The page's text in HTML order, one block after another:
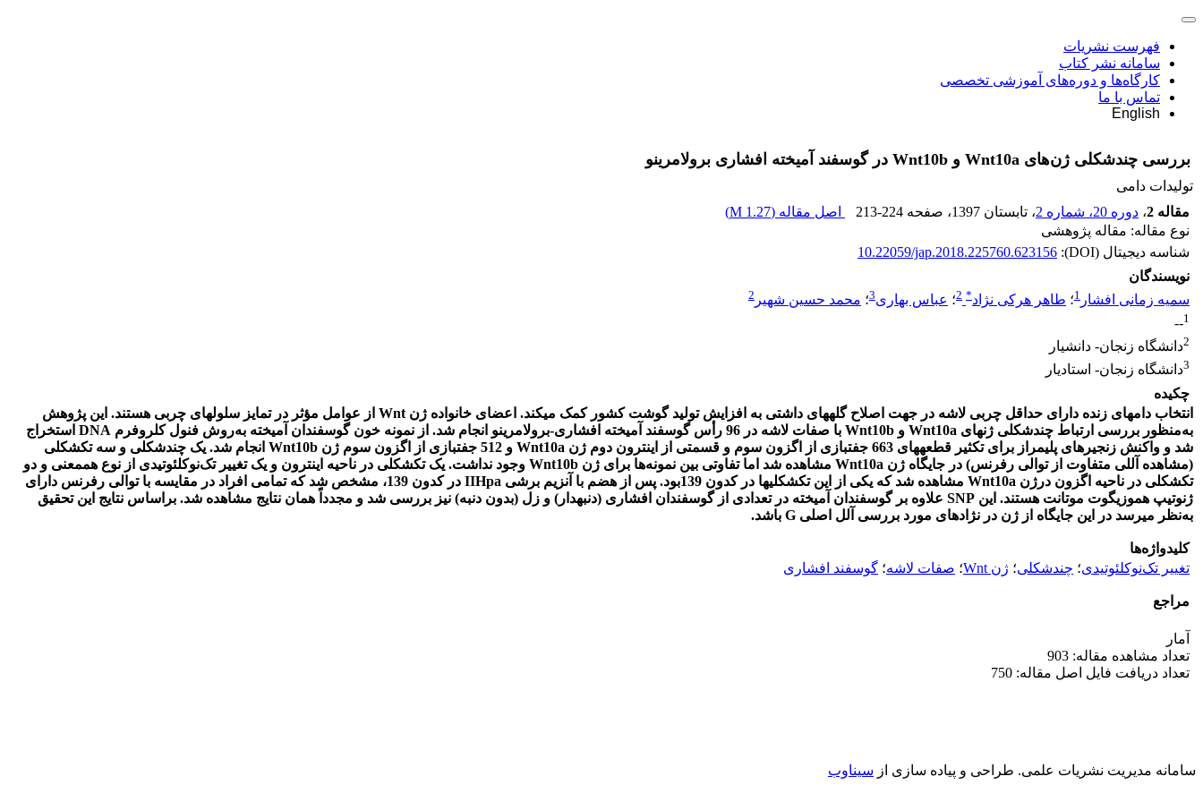
فهرست نشریات
سامانه نشر کتاب
کارگاه‌ها و دوره‌های آموزشی تخصصی
تماس با ما
English
بررسی چندشکلی ژن‌های‌ Wnt10a و Wnt10b در گوسفند آمیخته افشاری برولامرینو
تولیدات دامی
مقاله 2
، دوره 20، شماره 2 ، تابستان 1397 ، صفحه 213-224 اصل مقاله (1.27 M
)
نوع مقاله: مقاله پژوهشی
شناسه دیجیتال (DOI):
10.22059/jap.2018.225760.623156
نویسندگان
سمیه زمانی افشار 1؛ طاهر هرکی نژاد*
2؛ عباس بهاری3؛ محمد حسین شهیر 2
1
--
2دانشگاه زنجان- دانشیار
3دانشگاه زنجان- استادیار
چکیده
انتخاب دام­های زنده دارای حداقل چربی لاشه در جهت اصلاح گله­های داشتی به افزایش تولید گوشت کشور کمک می­کند. اعضای خانواده ژن Wnt از عوامل مؤثر در تمایز سلو­ل­های چربی هستند. این پژوهش
بهمنظور بررسی ارتباط چندشکلی ژن­های Wnt10a و Wnt10b با صفات لاشه در 96 رأس گوسفند آمیخته افشاری- برولامرینو انجام شد. از نمونه خون گوسفندان آمیخته بهروش فنول کلروفرم DNA استخراج
شد و واکنش زنجیره­ای پلی­مراز برای تکثیر قطعه­های 663 جفت­بازی از اگزون سوم و قسمتی از اینترون دوم ژن
Wnt10a و 512 جفت­بازی از اگزون سوم ژن Wnt10b انجام شد. یک چندشکلی و سه تک­شکلی
(مشاهده آللی متفاوت از توالی رفرنس) در جایگاه ژن Wnt10a مشاهده شد اما تفاوتی بین نمونهها برای ژن Wnt10b وجود نداشت. یک تک­شکلی در ناحیه اینترون و یک تغییر تکنوکلئوتیدی از نوع هم­معنی و دو
تک­شکلی در ناحیه اگزون درژن Wnt10a مشاهده شد که یکی از این تک­­شکلیها در کدون 139بود. پس از هضم با آنزیم برشی Hpa
II
در کدون 139، مشخص شد که تمامی افراد در مقایسه با توالی رفرنس دارای
ژنوتیپ هموزیگوت موتانت هستند. این SNP علاوه بر گوسفندان آمیخته در تعدادی از گوسفندان افشاری (دنبه­دار) و زل (بدون دنبه) نیز بررسی شد و مجدداً همان نتایج مشاهده شد. براساس نتایج این تحقیق
بهنظر می­رسد در این جایگاه از ژن در نژادهای مورد بررسی آلل اصلی G باشد.
کلیدواژه‌ها
تغییر تک‌نوکلئوتیدی؛ چندشکلی؛ ژن Wnt ؛ صفات لاشه؛ گوسفند افشاری
مراجع
آمار
تعداد مشاهده مقاله: 903
تعداد دریافت فایل اصل مقاله: 750
سامانه مدیریت نشریات علمی. طراحی و پیاده سازی از سیناوب